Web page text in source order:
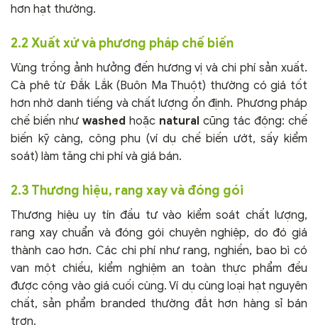
hơn hạt thường.
2.2 Xuất xứ và phương pháp chế biến
Vùng trồng ảnh hưởng đến hương vị và chi phí sản xuất.
Cà phê từ Đắk Lắk (Buôn Ma Thuột) thường có giá tốt
hơn nhờ danh tiếng và chất lượng ổn định. Phương pháp
chế biến như washed hoặc natural cũng tác động: chế
biến kỹ càng, công phu (ví dụ chế biến ướt, sấy kiểm
soát) làm tăng chi phí và giá bán.
2.3 Thương hiệu, rang xay và đóng gói
Thương hiệu uy tín đầu tư vào kiểm soát chất lượng,
rang xay chuẩn và đóng gói chuyên nghiệp, do đó giá
thành cao hơn. Các chi phí như rang, nghiền, bao bì có
van một chiều, kiểm nghiệm an toàn thực phẩm đều
được cộng vào giá cuối cùng. Ví dụ cùng loại hạt nguyên
chất, sản phẩm branded thường đắt hơn hàng sỉ bán
trơn.